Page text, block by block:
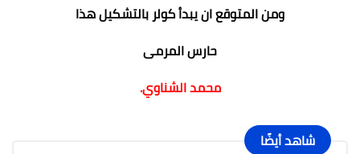
ومن المتوقع ان يبدأ كولر بالتشكيل هذا
حارس المرمى
محمد الشناوي.
شاهد أيضًا